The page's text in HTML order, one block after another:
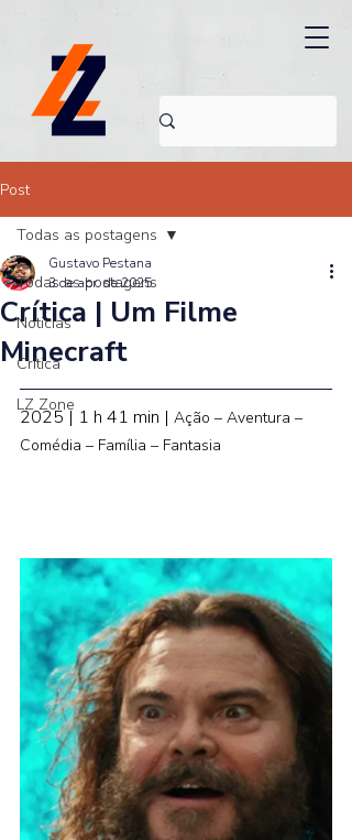
Post
Todas as postagens
Noticias
Crítica
LZ Zone
Todas as postagens
Crítica | Um Filme
Minecraft
Gustavo Pestana
3 de abr. de 2025
2025 | 1 h 41 min | Ação – Aventura –
Comédia – Família – Fantasia